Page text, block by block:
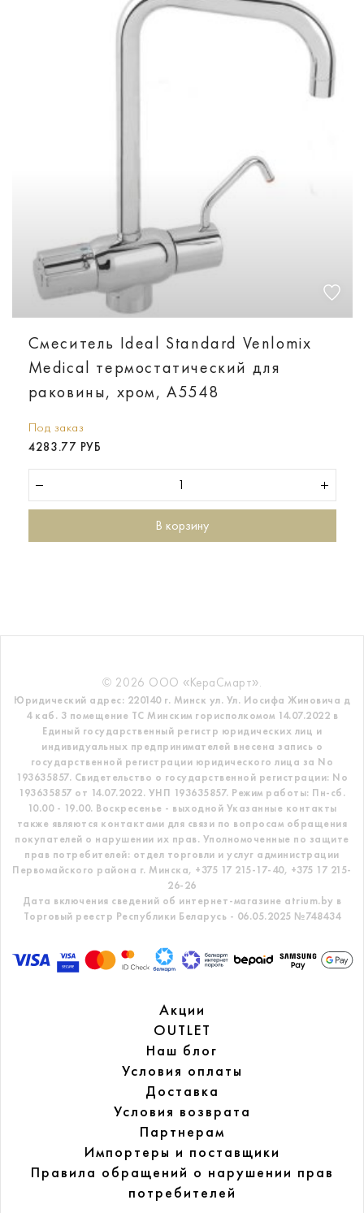
Смеситель Ideal Standard Venlomix
Medical термостатический для
раковины, хром, A5548
Под заказ
4283.77 РУБ
В корзину
© 2026 ООО «КераСмарт».
Юридический адрес: 220140 г. Минск ул. Ул. Иосифа Жиновича д
4 каб. 3 помещение ТС Минским горисполкомом 14.07.2022 в
Единый государственный регистр юридических лиц и
индивидуальных предпринимателей внесена запись о
государственной регистрации юридического лица за No
193635857. Свидетельство о государственной регистрации: No
193635857 от 14.07.2022. УНП 193635857. Режим работы: Пн-сб.
10.00 - 19.00. Воскресенье - выходной Указанные контакты
также являются контактами для связи по вопросам обращения
покупателей о нарушении их прав. Уполномоченные по защите
прав потребителей: отдел торговли и услуг администрации
Первомайского района г. Минска, +375 17 215-17-40, +375 17 215-
26-26
Дата включения сведений об интернет-магазине atrium.by в
Торговый реестр Республики Беларусь - 06.05.2025 №748434
Акции
OUTLET
Наш блог
Условия оплаты
Доставка
Условия возврата
Партнерам
Импортеры и поставщики
Правила обращений о нарушении прав
потребителей